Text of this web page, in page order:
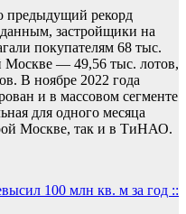
предыдущий рекорд
застройщики на
покупателям 68 тыс.
Москве — 49,56 тыс. лотов,
В ноябре 2022 года
и в массовом сегменте
для одного месяца
Москве, так и в ТиНАО.
100 млн кв. м за год ::